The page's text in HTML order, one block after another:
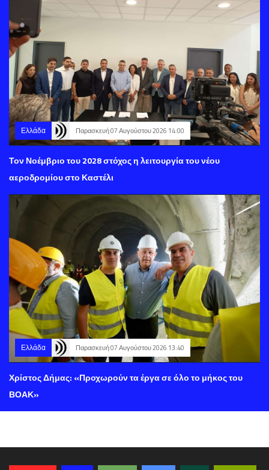
Ελλάδα Παρασκευή 07 Αυγούστου 2026 14:00
Τον Νοέμβριο του 2028 στόχος η λειτουργία του νέου
αεροδρομίου στο Καστέλι
Ελλάδα Παρασκευή 07 Αυγούστου 2026 13:40
Χρίστος Δήμας: «Προχωρούν τα έργα σε όλο το μήκος του
ΒΟΑΚ»